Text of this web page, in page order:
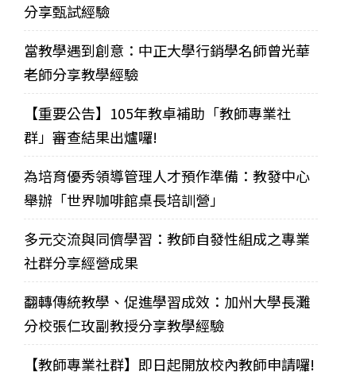
分享甄試經驗
當教學遇到創意：中正大學行銷學名師曾光華
老師分享教學經驗
【重要公告】105年教卓補助「教師專業社
群」審查結果出爐囉!
為培育優秀領導管理人才預作準備：教發中心
舉辦「世界咖啡館桌長培訓營」
多元交流與同儕學習：教師自發性組成之專業
社群分享經營成果
翻轉傳統教學、促進學習成效：加州大學長灘
分校張仁玫副教授分享教學經驗
【教師專業社群】即日起開放校內教師申請囉!